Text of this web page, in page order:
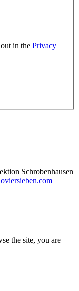
in the Privacy
Schrobenhausen
the site, you are